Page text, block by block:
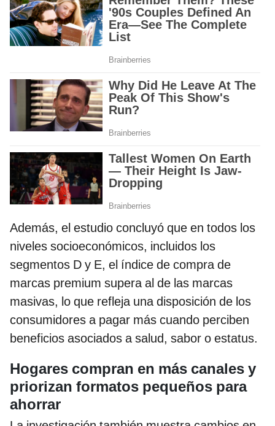
Además, el estudio concluyó que en todos los
niveles socioeconómicos, incluidos los
segmentos D y E, el índice de compra de
marcas premium supera al de las marcas
masivas, lo que refleja una disposición de los
consumidores a pagar más cuando perciben
beneficios asociados a salud, sabor o estatus.
Hogares compran en más canales y
priorizan formatos pequeños para
ahorrar